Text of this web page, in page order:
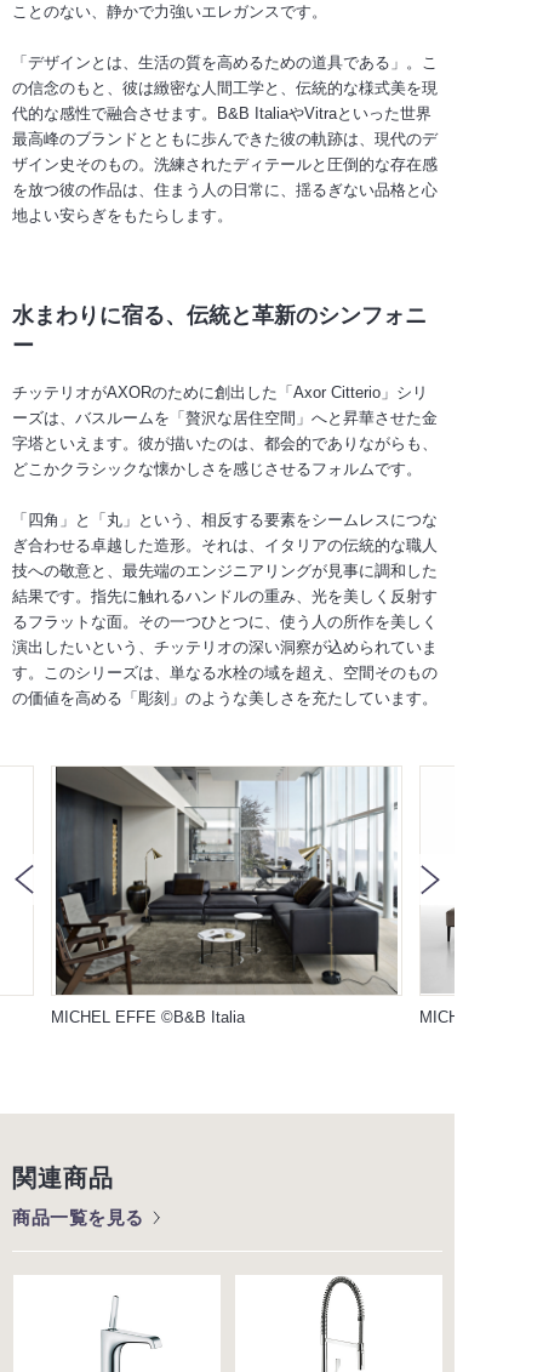
ことのない、静かで力強いエレガンスです。
「デザインとは、生活の質を高めるための道具である」。こ
の信念のもと、彼は緻密な人間工学と、伝統的な様式美を現
代的な感性で融合させます。B&B ItaliaやVitraといった世界
最高峰のブランドとともに歩んできた彼の軌跡は、現代のデ
ザイン史そのもの。洗練されたディテールと圧倒的な存在感
を放つ彼の作品は、住まう人の日常に、揺るぎない品格と心
地よい安らぎをもたらします。
水まわりに宿る、伝統と革新のシンフォニ
ー
チッテリオがAXORのために創出した「Axor Citterio」シリ
ーズは、バスルームを「贅沢な居住空間」へと昇華させた金
字塔といえます。彼が描いたのは、都会的でありながらも、
どこかクラシックな懐かしさを感じさせるフォルムです。
「四角」と「丸」という、相反する要素をシームレスにつな
ぎ合わせる卓越した造形。それは、イタリアの伝統的な職人
技への敬意と、最先端のエンジニアリングが見事に調和した
結果です。指先に触れるハンドルの重み、光を美しく反射す
るフラットな面。その一つひとつに、使う人の所作を美しく
演出したいという、チッテリオの深い洞察が込められていま
す。このシリーズは、単なる水栓の域を超え、空間そのもの
の価値を高める「彫刻」のような美しさを充たしています。
MICHEL EFFE ©B&B Italia MICHEL EFFE
関連商品
商品一覧を見る